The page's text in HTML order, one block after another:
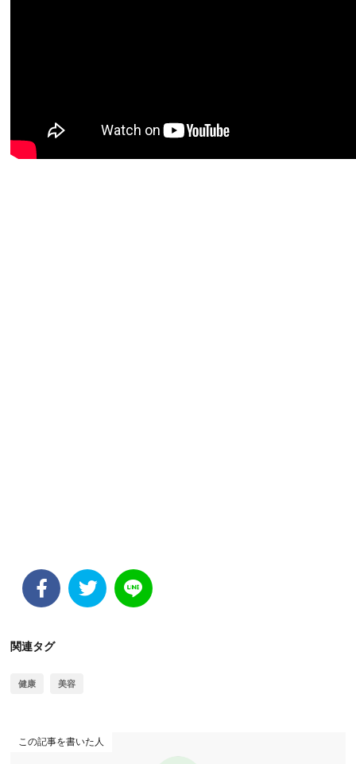
関連タグ
健康 美容
この記事を書いた人